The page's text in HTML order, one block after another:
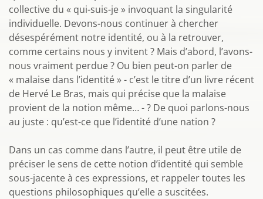
collective du « qui-suis-je » invoquant la singularité
individuelle. Devons-nous continuer à chercher
désespérément notre identité, ou à la retrouver,
comme certains nous y invitent ? Mais d’abord, l’avons-
nous vraiment perdue ? Ou bien peut-on parler de
« malaise dans l’identité » - c’est le titre d’un livre récent
de Hervé Le Bras, mais qui précise que la malaise
provient de la notion même… - ? De quoi parlons-nous
au juste : qu’est-ce que l’identité d’une nation ?
Dans un cas comme dans l’autre, il peut être utile de
préciser le sens de cette notion d’identité qui semble
sous-jacente à ces expressions, et rappeler toutes les
questions philosophiques qu’elle a suscitées.